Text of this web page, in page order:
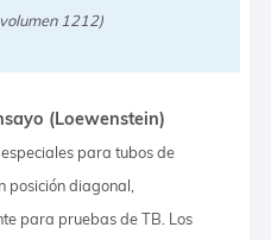
1212)
(Loewenstein)
para tubos de
posición diagonal,
para pruebas de TB. Los